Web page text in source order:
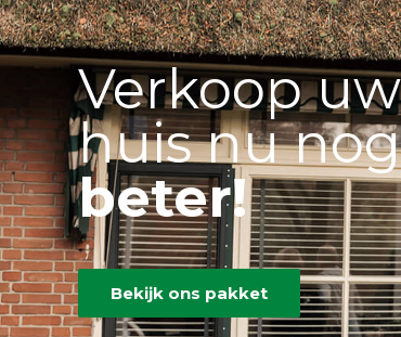
Verkoop uw
huis nu nog
beter!
Bekijk ons pakket